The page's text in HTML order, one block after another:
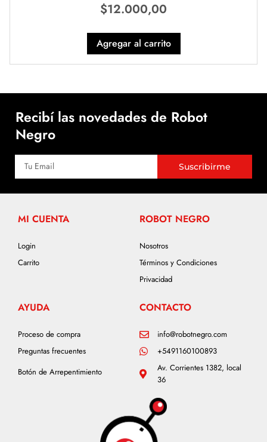
$12.000,00
Agregar al carrito
Recibí las novedades de Robot
Negro
Suscribirme
MI CUENTA
Login
Carrito
ROBOT NEGRO
Nosotros
Términos y Condiciones
Privacidad
AYUDA
Proceso de compra
Preguntas frecuentes
Botón de Arrepentimiento
CONTACTO
info@robotnegro.com
+5491160100893
Av. Corrientes 1382, local
36